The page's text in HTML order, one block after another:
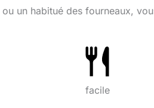
un habitué des fourneaux,
facile